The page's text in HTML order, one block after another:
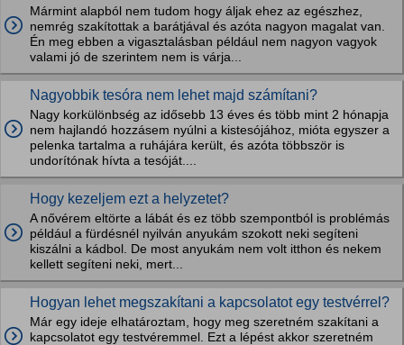
Mármint alapból nem tudom hogy áljak ehez az egészhez,
nemrég szakítottak a barátjával és azóta nagyon magalat van.
Én meg ebben a vigasztalásban például nem nagyon vagyok
valami jó de szerintem nem is várja...
Nagyobbik tesóra nem lehet majd számítani?
Nagy korkülönbség az idősebb 13 éves és több mint 2 hónapja
nem hajlandó hozzásem nyúlni a kistesójához, mióta egyszer a
pelenka tartalma a ruhájára került, és azóta többször is
undorítónak hívta a tesóját....
Hogy kezeljem ezt a helyzetet?
A nővérem eltörte a lábát és ez több szempontból is problémás
például a fürdésnél nyilván anyukám szokott neki segíteni
kiszálni a kádbol. De most anyukám nem volt itthon és nekem
kellett segíteni neki, mert...
Hogyan lehet megszakítani a kapcsolatot egy testvérrel?
Már egy ideje elhatároztam, hogy meg szeretném szakítani a
kapcsolatot egy testvéremmel. Ezt a lépést akkor szeretném